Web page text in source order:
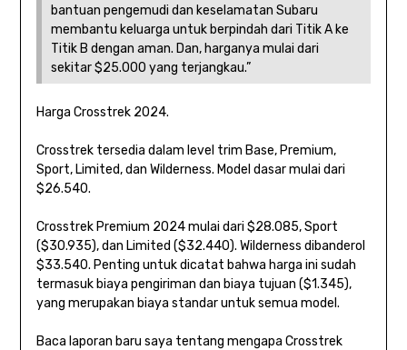
bantuan pengemudi dan keselamatan Subaru
membantu keluarga untuk berpindah dari Titik A ke
Titik B dengan aman. Dan, harganya mulai dari
sekitar $25.000 yang terjangkau.”
Harga Crosstrek 2024.
Crosstrek tersedia dalam level trim Base, Premium,
Sport, Limited, dan Wilderness. Model dasar mulai dari
$26.540.
Crosstrek Premium 2024 mulai dari $28.085, Sport
($30.935), dan Limited ($32.440). Wilderness dibanderol
$33.540. Penting untuk dicatat bahwa harga ini sudah
termasuk biaya pengiriman dan biaya tujuan ($1.345),
yang merupakan biaya standar untuk semua model.
Baca laporan baru saya tentang mengapa Crosstrek